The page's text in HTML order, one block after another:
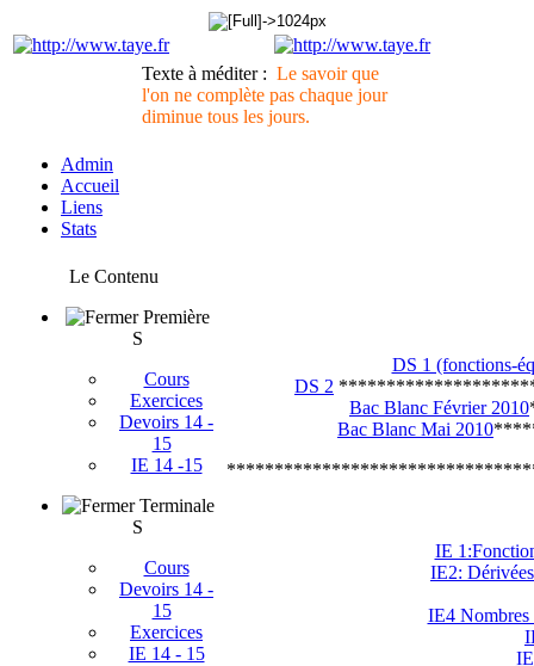
Texte à méditer : Le savoir que
l'on ne complète pas chaque jour
diminue tous les jours.
Admin
Accueil
Liens
Stats
Le Contenu
Première
S
Cours
Exercices
Devoirs 14 -
15
IE 14 -15
Terminale
S
Cours
Devoirs 14 -
15
Exercices
IE 14 - 15
DS 1 (fonctions-
DS 2
Bac Blanc Février 2010
Bac Blanc Mai 2010
IE
IE2:
IE4 Nombres